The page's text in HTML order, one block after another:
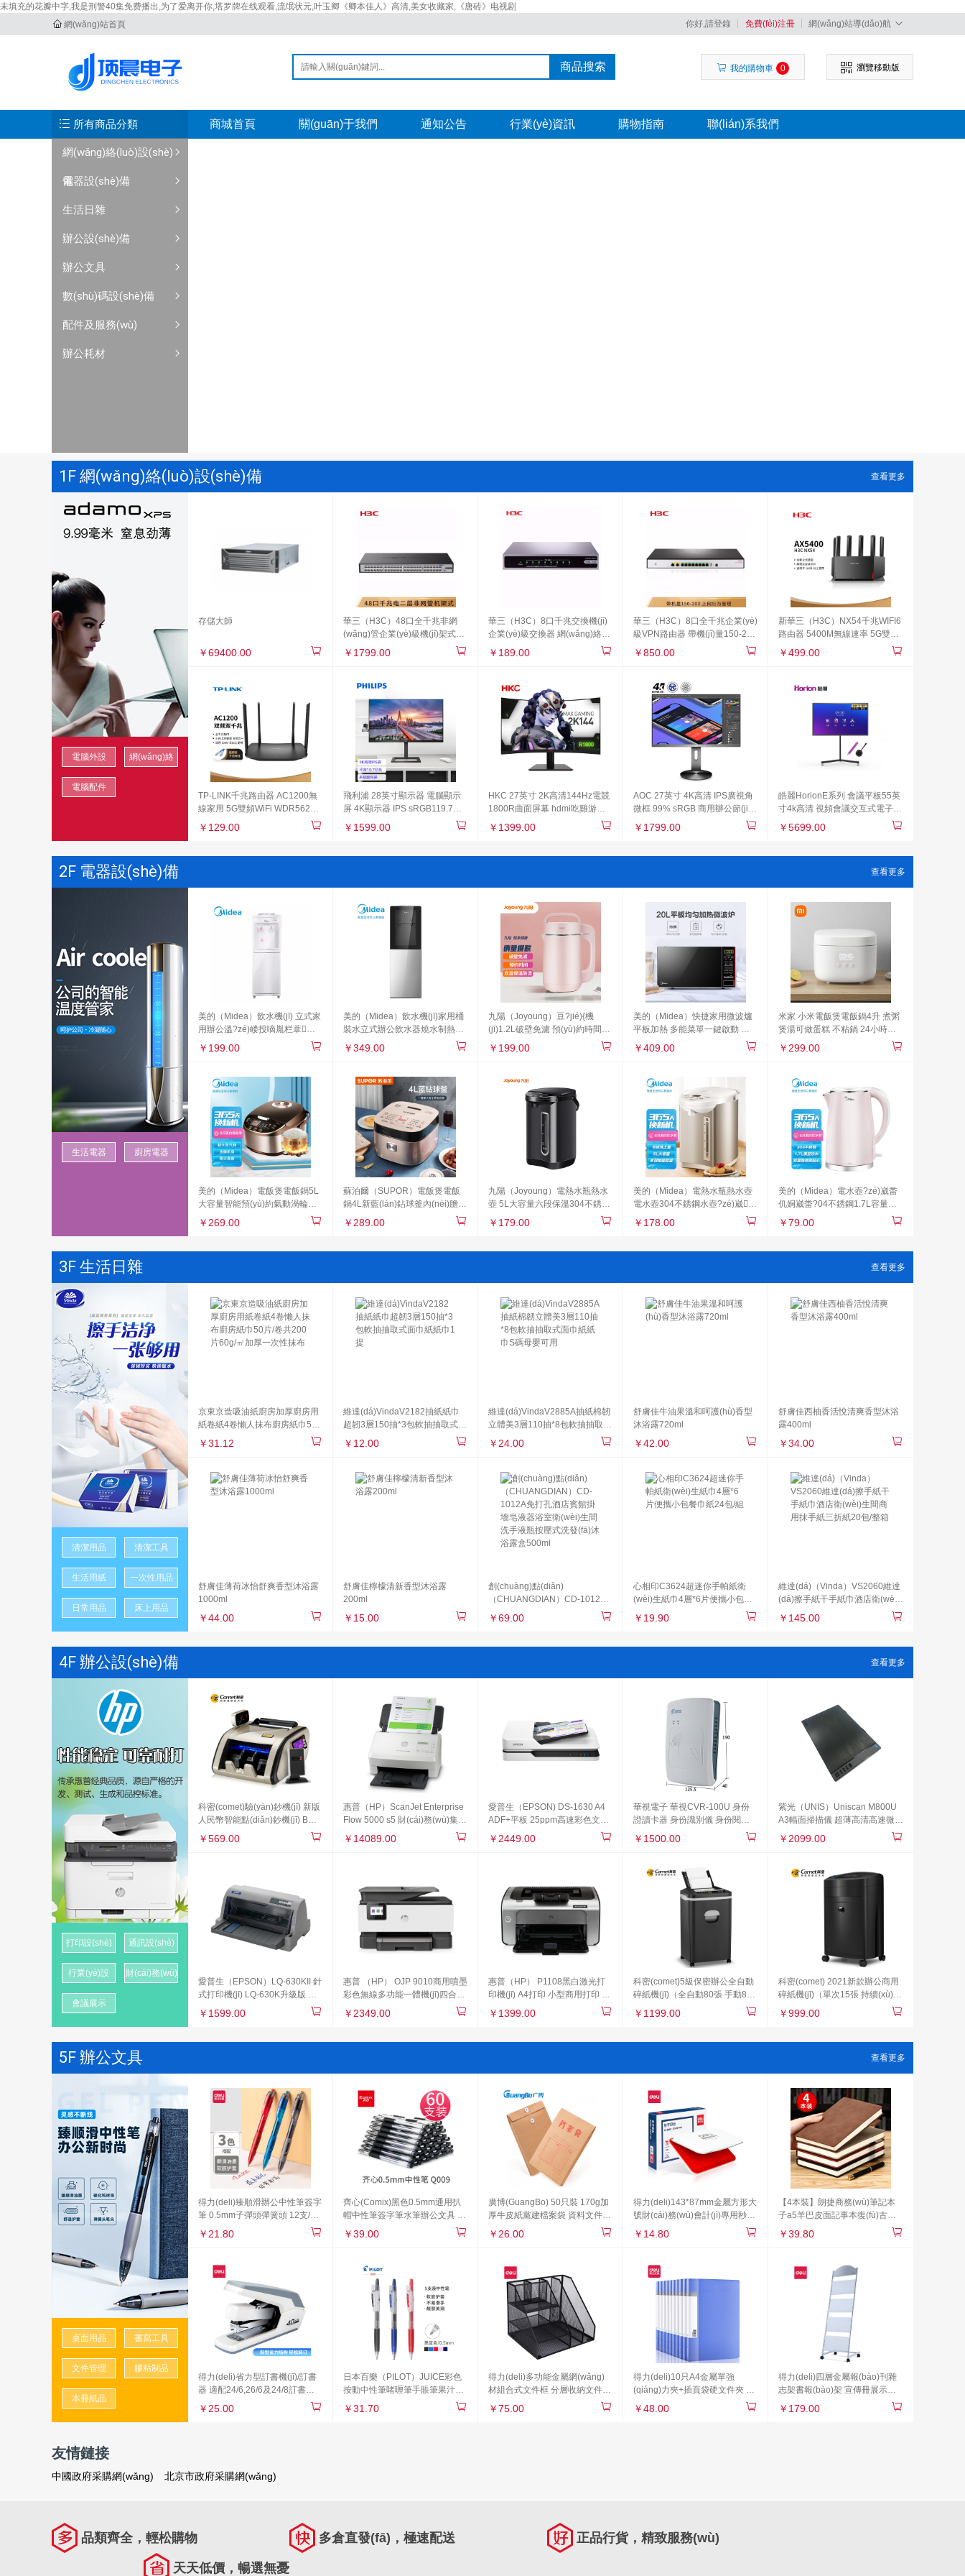
未填充的花瓣中字,我是刑警40集免费播出,为了爱离开你,塔罗牌在线观看,流氓状元,叶玉卿《卿本佳人》高清,美女收藏家,《唐砖》电视剧
網(wǎng)站首頁
你好,請登錄 免費(fèi)注冊 網(wǎng)站導(dǎo)航
商品搜索 我的購物車 0 瀏覽移動版
所有商品分類
網(wǎng)絡(luò)設(shè)
備
電器設(shè)備
生活日雜
辦公設(shè)備
辦公文具
數(shù)碼設(shè)備
配件及服務(wù)
辦公耗材
商城首頁 關(guān)于我們 通知公告 行業(yè)資訊 購物指南 聯(lián)系我們
1F 網(wǎng)絡(luò)設(shè)備 查看更多
電腦外設
(shè)
網(wǎng)絡
電腦配件
存儲大師
￥69400.00
華三（H3C）48口全千兆非網
(wǎng)管企業(yè)級機(jī)架式網
(wǎng)絡(luò)交換機(jī) 網
￥1799.00
華三（H3C）8口千兆交換機(jī)
企業(yè)級交換器 網(wǎng)絡
(luò)網(wǎng)線分線器 分流器
￥189.00
華三（H3C）8口全千兆企業(yè)
級VPN路由器 帶機(jī)量150-200
ER3208G3
￥850.00
新華三（H3C）NX54千兆WIFI6
路由器 5400M無線速率 5G雙頻
立式造型家用路由器穿墻大覆蓋
￥499.00
TP-LINK千兆路由器 AC1200無
線家用 5G雙頻WiFi WDR5620
千兆 高速路由穿墻 IPv6 內(nèi)
配千兆網(wǎng)線 光纖適用
￥129.00
飛利浦 28英寸顯示器 電腦顯示
屏 4K顯示器 IPS sRGB119.7%
10.7億色彩專業(yè)設(shè)計(jì)
升降 電腦PS5顯示器 288E2E
￥1599.00
HKC 27英寸 2K高清144Hz電競
1800R曲面屏幕 hdmi吃雞游戲
不閃屏 支持壁掛 液晶電腦顯示
器 SG27QC
￥1399.00
AOC 27英寸 4K高清 IPS廣視角
微框 99% sRGB 商用辦公節(jié)
能 低藍(lán)光不閃旋轉(zhuǎn)
升降PS4液晶顯示器 U2790PQU
￥1799.00
皓麗HorionE系列 會議平板55英
寸4k高清 視頻會議交互式電子白
+同屏器+HK50支架）
￥5699.00
2F 電器設(shè)備 查看更多
生活電器 廚房電器
美的（Midea）飲水機(jī) 立式家
用辦公溫?zé)嵝投嘀胤栏蔁髢ξ
锕耧嬎鱉YR718S-X【三年質
￥199.00
美的（Midea）飲水機(jī)家用桶
裝水立式辦公飲水器燒水制熱雙
門防塵 YR1002S-X
￥349.00
九陽（Joyoung）豆?jié){機
(jī)1.2L破壁免濾 預(yù)約時間家
用多功能2-3人食破壁榨汁機(jī)
￥199.00
美的（Midea）快捷家用微波爐
平板加熱 多能菜單一鍵啟動 多
角度反射內(nèi)膽 電子除味殺菌
￥409.00
米家 小米電飯煲電飯鍋4升 煮粥
煲湯可做蛋糕 不粘鍋 24小時智
能預(yù)約 APP智能互聯(lián)
￥299.00
美的（Midea）電飯煲電飯鍋5L
大容量智能預(yù)約氣動渦輪防
溢鍋金屬機(jī)身家用電飯煲MB-
WFS5017TM（推薦3-8人）
￥269.00
蘇泊爾（SUPOR）電飯煲電飯
鍋4L新藍(lán)鉆球釜內(nèi)膽特
色烘焙 發(fā)面功能2-6人多功能
家用智能電飯煲40FC873
￥289.00
九陽（Joyoung）電熱水瓶熱水
壺 5L大容量六段保溫304不銹鋼
家用電水壺?zé)畨?K50-P611
￥179.00
美的（Midea）電熱水瓶熱水壺
電水壺304不銹鋼水壺?zé)崴慷
olour201
￥178.00
美的（Midea）電水壺?zé)崴畨
仉姛崴畨?04不銹鋼1.7L容量暖
1705b
￥79.00
3F 生活日雜 查看更多
清潔用品 清潔工具
生活用紙 一次性用品
日常用品 床上用品
京東京造吸油紙廚房加厚廚房用
紙卷紙4卷懶人抹布廚房紙巾50
片/卷共200片60g/㎡加厚一次性
￥31.12
維達(dá)VindaV2182抽紙紙巾
超韌3層150抽*3包軟抽抽取式面
巾紙紙巾1提
￥12.00
維達(dá)VindaV2885A抽紙棉韌
立體美3層110抽*8包軟抽抽取式
面巾紙紙巾S碼母嬰可用
￥24.00
舒膚佳牛油果溫和呵護(hù)香型
沐浴露720ml
￥42.00
舒膚佳西柚香活悅清爽香型沐浴
露400ml
￥34.00
舒膚佳薄荷冰怡舒爽香型沐浴露
1000ml
￥44.00
舒膚佳檸檬清新香型沐浴露
200ml
￥15.00
創(chuàng)點(diǎn)
（CHUANGDIAN）CD-1012A
免打孔酒店賓館掛墻皂液器浴室
衛(wèi)生間洗手液瓶按壓式洗發
￥69.00
心相印C3624超迷你手帕紙衛
(wèi)生紙巾4層*6片便攜小包餐
￥19.90
維達(dá)（Vinda）VS2060維達
(dá)擦手紙干手紙巾酒店衛(wèi)
生間商用抹手紙三折紙20包/整箱
￥145.00
4F 辦公設(shè)備 查看更多
打印設(shè)
備
通訊設(shè)
備
行業(yè)設
(shè)備
財(cái)務(wù)
會議展示
科密(comet)驗(yàn)鈔機(jī) 新版
人民幣智能點(diǎn)鈔機(jī) B類
點(diǎn)鈔機(jī) 新舊混點(diǎn)
￥569.00
惠普（HP）ScanJet Enterprise
Flow 5000 s5 財(cái)務(wù)集中
版高速掃描儀 (含條碼采集器）
￥14089.00
愛普生（EPSON) DS-1630 A4
ADF+平板 25ppm高速彩色文檔
掃描儀 自動進(jìn)紙
￥2449.00
華視電子 華視CVR-100U 身份
證讀卡器 身份識別儀 身份閱讀
器 身份讀取器 身份掃描儀
￥1500.00
紫光（UNIS）Uniscan M800U
A3幅面掃描儀 超薄高清高速微邊
距彩色文檔文稿平板a3掃描儀
￥2099.00
愛普生（EPSON）LQ-630KII 針
式打印機(jī) LQ-630K升級版 針
￥1599.00
惠普 （HP） OJP 9010商用噴墨
彩色無線多功能一體機(jī)四合一
打印復(fù)印掃描傳真 自動雙面
8710升級款
￥2349.00
惠普（HP） P1108黑白激光打
印機(jī) A4打印 小型商用打印 升
(yàn)型號P1106
￥1399.00
科密(comet)5級保密辦公全自動
碎紙機(jī)（全自動80張 手動8張
持續(xù)40分鐘 25L 可碎卡、訂
書針）Z-700
￥1199.00
科密(comet) 2021新款辦公商用
碎紙機(jī)（單次15張 持續(xù)40
分鐘 27L 可碎卡、光盤、訂書
針）黑金剛
￥999.00
5F 辦公文具 查看更多
桌面用品 書寫工具
文件管理 膠粘制品
本冊紙品
得力(deli)臻順滑辦公中性筆簽字
筆 0.5mm子彈頭彈簧頭 12支/盒
9黑2紅1藍(lán) 33698
￥21.80
齊心(Comix)黑色0.5mm通用扒
帽中性筆簽字筆水筆辦公文具 工
具 60支裝Q009
￥39.00
廣博(GuangBo) 50只裝 170g加
厚牛皮紙黨建檔案袋 資料文件袋
辦公用品 EN-12
￥26.00
得力(deli)143*87mm金屬方形大
號財(cái)務(wù)會計(jì)專用秒干
印臺印泥 辦公用品 紅色9893
￥14.80
【4本裝】朗捷商務(wù)筆記本
子a5羊巴皮面記事本復(fù)古筆
記本文具b5加厚日記本A4會議記
￥39.80
得力(deli)省力型訂書機(jī)/訂書
器 適配24/6,26/6及24/8訂書釘
￥25.00
日本百樂（PILOT）JUICE彩色
按動中性筆啫喱筆手賬筆果汁筆
10EF-BB原裝進(jìn)口
￥31.70
得力(deli)多功能金屬網(wǎng)
材組合式文件框 分層收納文件
架/文件欄/文件筐/資料架 帶筆筒
辦公用品 黑色79075
￥75.00
得力(deli)10只A4金屬單強
(qiáng)力夾+插頁袋硬文件夾 大
容量試卷資料夾詩朗誦簽約夾板
文件收納辦公用品27018
￥48.00
得力(deli)四層金屬報(bào)刊雜
志架書報(bào)架 宣傳冊展示架
辦公室前臺落地資料架 高1.45米
9307
￥179.00
友情鏈接
中國政府采購網(wǎng) 北京市政府采購網(wǎng)
品類齊全，輕松購物 多倉直發(fā)，極速配送 正品行貨，精致服務(wù)
天天低價，暢選無憂